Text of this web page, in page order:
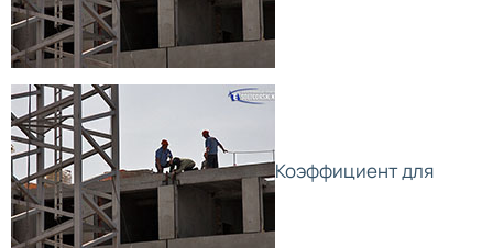
Коэффициент для